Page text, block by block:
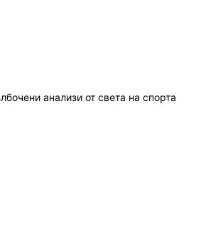
анализи от света на спорта